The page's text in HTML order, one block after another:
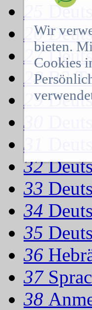
25
26
27
28B2
29
30
31
32
33
34
35
36
37
38
Wir
bieten.
Cookies